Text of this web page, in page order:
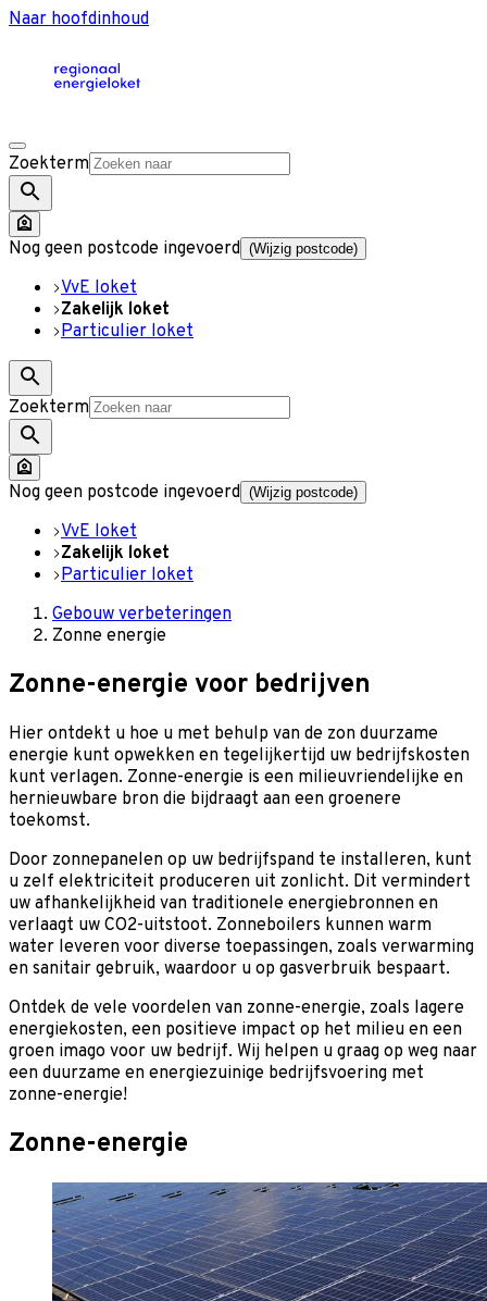
Naar hoofdinhoud
Zoekterm
Nog geen postcode ingevoerd (Wijzig postcode)
VvE loket
Zakelijk loket
Particulier loket
Zoekterm
Nog geen postcode ingevoerd (Wijzig postcode)
VvE loket
Zakelijk loket
Particulier loket
Gebouw verbeteringen
Zonne energie
Zonne-energie voor bedrijven
Hier ontdekt u hoe u met behulp van de zon duurzame
energie kunt opwekken en tegelijkertijd uw bedrijfskosten
kunt verlagen. Zonne-energie is een milieuvriendelijke en
hernieuwbare bron die bijdraagt aan een groenere
toekomst.
Door zonnepanelen op uw bedrijfspand te installeren, kunt
u zelf elektriciteit produceren uit zonlicht. Dit vermindert
uw afhankelijkheid van traditionele energiebronnen en
verlaagt uw CO2-uitstoot. Zonneboilers kunnen warm
water leveren voor diverse toepassingen, zoals verwarming
en sanitair gebruik, waardoor u op gasverbruik bespaart.
Ontdek de vele voordelen van zonne-energie, zoals lagere
energiekosten, een positieve impact op het milieu en een
groen imago voor uw bedrijf. Wij helpen u graag op weg naar
een duurzame en energiezuinige bedrijfsvoering met
zonne-energie!
Zonne-energie